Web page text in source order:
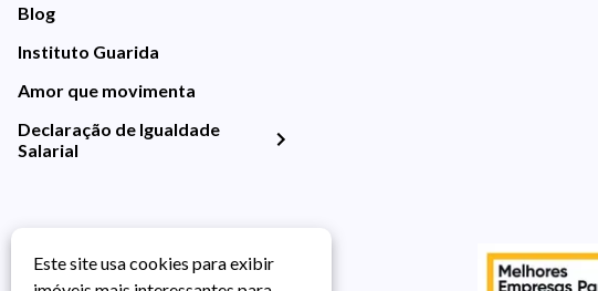
Blog
Instituto Guarida
Amor que movimenta
Declaração de Igualdade
Salarial
Este site usa cookies para exibir